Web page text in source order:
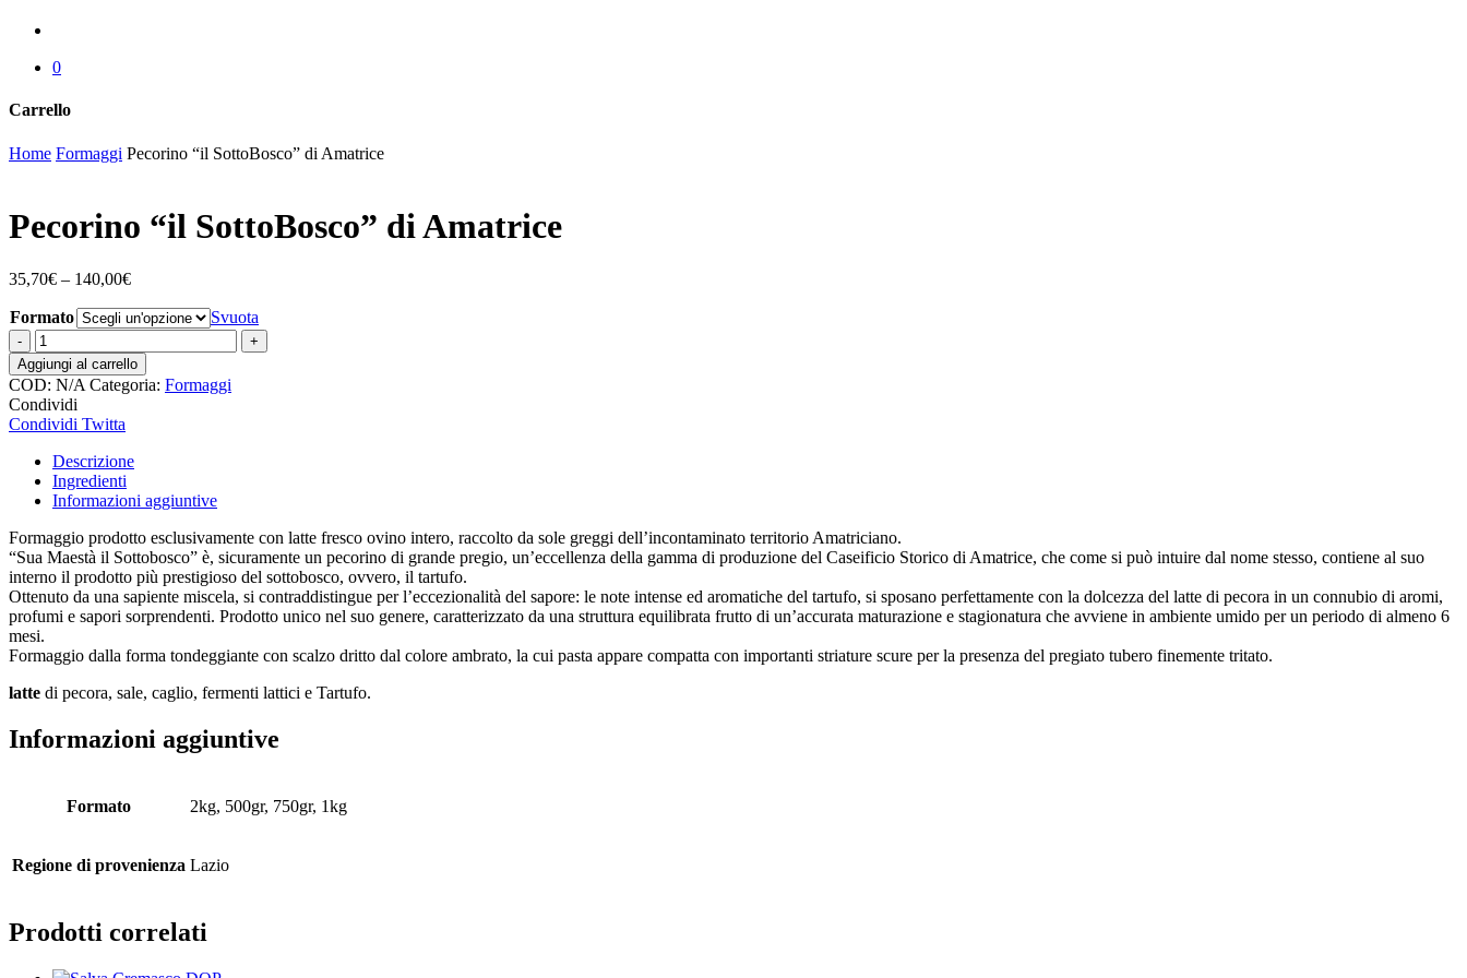
0
Carrello
Chiudi
Home Formaggi Pecorino “il SottoBosco” di Amatrice
Pecorino “il SottoBosco” di Amatrice
35,70€ – 140,00€
Formato
Svuota
Pecorino
"il
SottoBosco"
di
Amatrice
quantità
Aggiungi al carrello
COD: N/A Categoria: Formaggi
Condividi
Condividi Twitta
Descrizione
Ingredienti
Informazioni aggiuntive
Formaggio prodotto esclusivamente con latte fresco ovino intero, raccolto da sole greggi dell’incontaminato territorio Amatriciano.
“Sua Maestà il Sottobosco” è, sicuramente un pecorino di grande pregio, un’eccellenza della gamma di produzione del Caseificio Storico di Amatrice, che come si può intuire dal nome stesso, contiene al suo
interno il prodotto più prestigioso del sottobosco, ovvero, il tartufo.
Ottenuto da una sapiente miscela, si contraddistingue per l’eccezionalità del sapore: le note intense ed aromatiche del tartufo, si sposano perfettamente con la dolcezza del latte di pecora in un connubio di aromi,
profumi e sapori sorprendenti. Prodotto unico nel suo genere, caratterizzato da una struttura equilibrata frutto di un’accurata maturazione e stagionatura che avviene in ambiente umido per un periodo di almeno 6
mesi.
Formaggio dalla forma tondeggiante con scalzo dritto dal colore ambrato, la cui pasta appare compatta con importanti striature scure per la presenza del pregiato tubero finemente tritato.
latte di pecora, sale, caglio, fermenti lattici e Tartufo.
Informazioni aggiuntive
Formato 2kg, 500gr, 750gr, 1kg
Regione di provenienza Lazio
Prodotti correlati